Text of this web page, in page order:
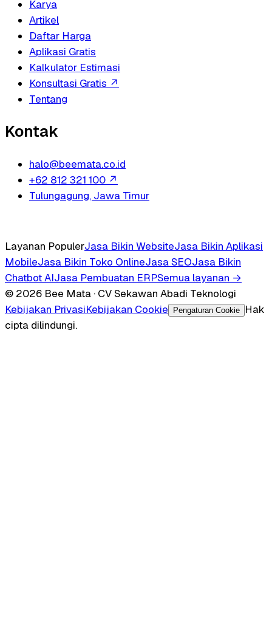
Karya
Artikel
Daftar Harga
Aplikasi Gratis
Kalkulator Estimasi
Konsultasi Gratis ↗
Tentang
Kontak
halo@beemata.co.id
+62 812 321 100 ↗
Tulungagung, Jawa Timur
Layanan PopulerJasa Bikin WebsiteJasa Bikin Aplikasi
MobileJasa Bikin Toko OnlineJasa SEOJasa Bikin
Chatbot AIJasa Pembuatan ERPSemua layanan →
© 2026 Bee Mata · CV Sekawan Abadi Teknologi
Kebijakan PrivasiKebijakan Cookie Pengaturan Cookie
Hak
cipta dilindungi.